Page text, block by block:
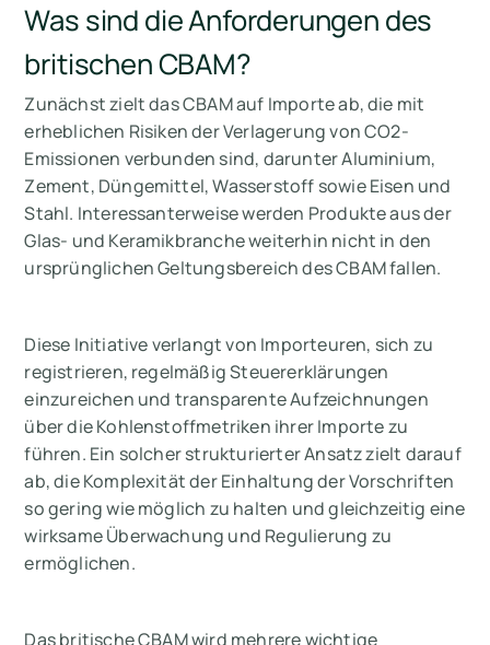
Was sind die Anforderungen des
britischen CBAM?
Zunächst zielt das CBAM auf Importe ab, die mit
erheblichen Risiken der Verlagerung von CO2-
Emissionen verbunden sind, darunter Aluminium,
Zement, Düngemittel, Wasserstoff sowie Eisen und
Stahl. Interessanterweise werden Produkte aus der
Glas- und Keramikbranche weiterhin nicht in den
ursprünglichen Geltungsbereich des CBAM fallen.
Diese Initiative verlangt von Importeuren, sich zu
registrieren, regelmäßig Steuererklärungen
einzureichen und transparente Aufzeichnungen
über die Kohlenstoffmetriken ihrer Importe zu
führen. Ein solcher strukturierter Ansatz zielt darauf
ab, die Komplexität der Einhaltung der Vorschriften
so gering wie möglich zu halten und gleichzeitig eine
wirksame Überwachung und Regulierung zu
ermöglichen.
Das britische CBAM wird mehrere wichtige